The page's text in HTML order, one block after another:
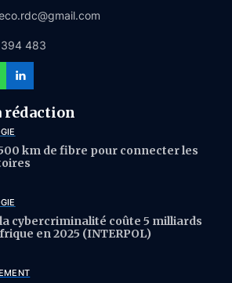
483
rédaction
500 km de fibre pour connecter les
cybercriminalité coûte 5 milliards
en 2025 (INTERPOL)